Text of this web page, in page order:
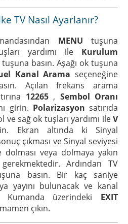
TV Nasıl Ayarlanır?
MENU tuşuna
yardımı ile Kurulum
tuşuna basın. Aşağı ok tuşuna
Kanal Arama seçeneğine
Açılan frekans arama
12265 , Sembol Oranı
girin. Polarizasyon satırıda
sağ ok tuşları yardımı ileV
Ekran altında ki Sinyal
çıkması ve Sinyal seviyesi
veya dolmaya yakın
Ardından TV
basın. Bir kaç saniye
yayını bulunacak ve kanal
Kumanda üzerindeki EXIT
çıkın.